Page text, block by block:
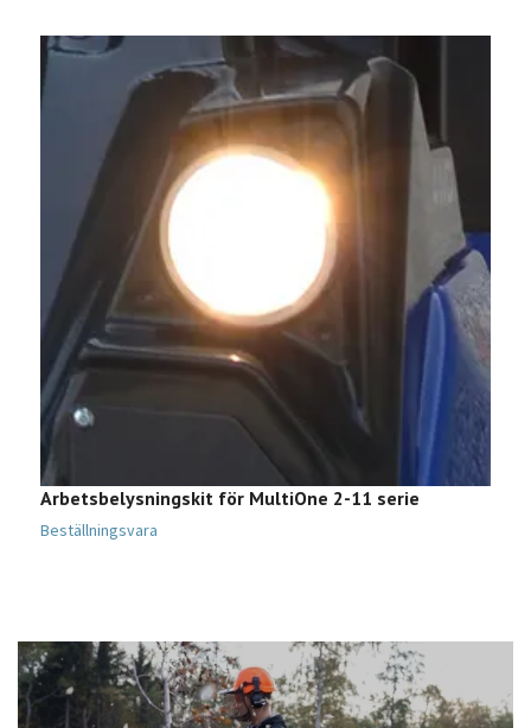
Arbetsbelysningskit för MultiOne 2-11 serie
Beställningsvara